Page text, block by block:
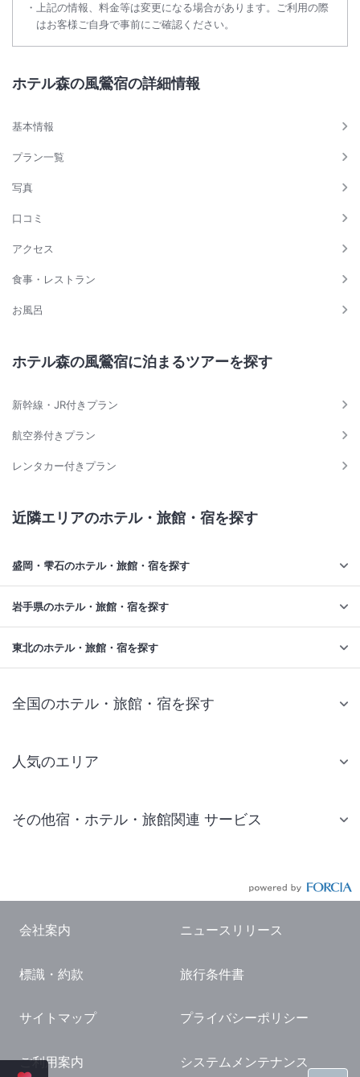
上記の情報、料金等は変更になる場合があります。ご利用の際
はお客様ご自身で事前にご確認ください。
ホテル森の風鶯宿の詳細情報
基本情報
プラン一覧
写真
口コミ
アクセス
食事・レストラン
お風呂
ホテル森の風鶯宿に泊まるツアーを探す
新幹線・JR付きプラン
航空券付きプラン
レンタカー付きプラン
近隣エリアのホテル・旅館・宿を探す
盛岡・雫石のホテル・旅館・宿を探す
岩手県のホテル・旅館・宿を探す
東北のホテル・旅館・宿を探す
全国のホテル・旅館・宿を探す
人気のエリア
仙台 ホテル
東京ドーム ホテル
横浜 ホテル
熱海 ホテル
その他宿・ホテル・旅館関連 サービス
国内観光ガイド
旅行・観光情報
会社案内 ニュースリリース
標識・約款 旅行条件書
サイトマップ プライバシーポリシー
ご利用案内 システムメンテナンス